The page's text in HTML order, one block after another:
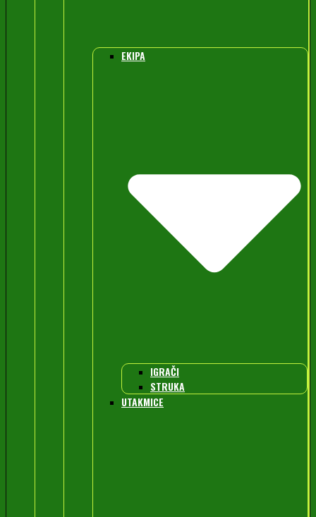
EKIPA
IGRAČI
STRUKA
UTAKMICE